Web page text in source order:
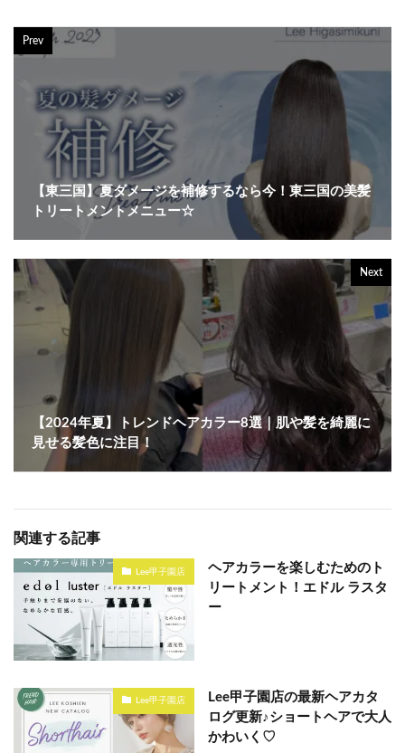
Prev
【東三国】夏ダメージを補修するなら今！東三国の美髪
トリートメントメニュー☆
Next
【2024年夏】トレンドヘアカラー8選｜肌や髪を綺麗に
見せる髪色に注目！
関連する記事
Lee甲子園店
ヘアカラーを楽しむためのト
リートメント！エドル ラスタ
ー
Lee甲子園店
Lee甲子園店の最新ヘアカタ
ログ更新♪ショートヘアで大人
かわいく♡